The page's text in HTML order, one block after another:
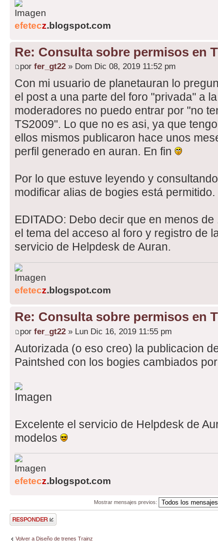
efetecz.blogspot.com
Re: Consulta sobre permisos en
por fer_gt22 » Dom Dic 08, 2019 11:52 pm
Con mi usuario de planetauran lo
el post a una parte del foro "privada" a
moderadores no puedo entrar por "no
TS2009". Lo que no es asi, ya que
ellos mismos publicaron hace unos
perfil generado en auran. En fin
Por lo que estuve leyendo y
modificar alias de bogies está
EDITADO: Debo decir que en menos
el tema del acceso al foro y registro de
servicio de Helpdesk de Auran.
efetecz.blogspot.com
Re: Consulta sobre permisos en
por fer_gt22 » Lun Dic 16, 2019 11:55 pm
Autorizada (o eso creo) la publicacion
Paintshed con los bogies cambiados
Excelente el servicio de Helpdesk de
modelos
efetecz.blogspot.com
Mostrar mensajes previos:
Publicar una
respuesta
Volver a Diseño de trenes Trainz